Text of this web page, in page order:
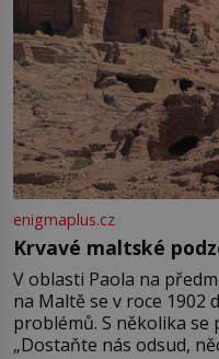
enigmaplus.cz
Krvavé maltské
V oblasti Paola na
na Maltě se v roce 1902
problémů. S několika
„Dostaňte nás odsud,